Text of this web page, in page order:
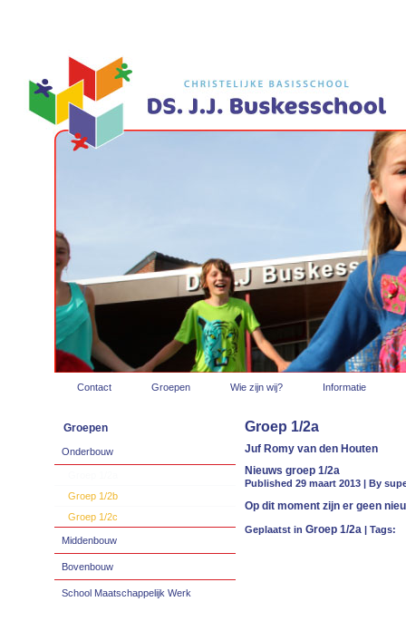
Contact Groepen Wie zijn wij? Informatie
Groepen
Onderbouw
Groep 1/2b
Groep 1/2c
Middenbouw
Bovenbouw
School Maatschappelijk Werk
Groep 1/2a
Juf Romy van den Houten
Nieuws groep 1/2a
Published 29 maart 2013 | By
Op dit moment zijn er geen
Geplaatst in Groep 1/2a | Tags: